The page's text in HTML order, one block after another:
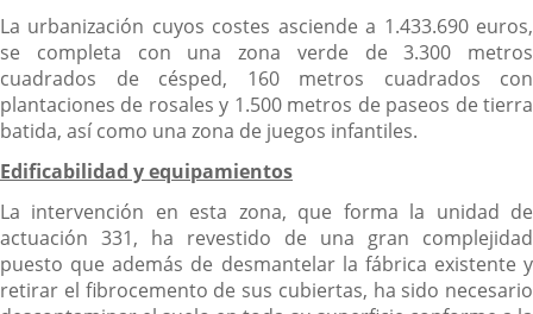
La urbanización cuyos costes asciende a 1.433.690 euros,
se completa con una zona verde de 3.300 metros
cuadrados de césped, 160 metros cuadrados con
plantaciones de rosales y 1.500 metros de paseos de tierra
batida, así como una zona de juegos infantiles.
Edificabilidad y equipamientos
La intervención en esta zona, que forma la unidad de
actuación 331, ha revestido de una gran complejidad
puesto que además de desmantelar la fábrica existente y
retirar el fibrocemento de sus cubiertas, ha sido necesario